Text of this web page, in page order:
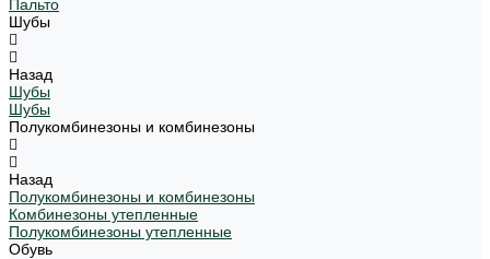
Пальто
Шубы
Назад
Шубы
Шубы
Полукомбинезоны и комбинезоны
Назад
Полукомбинезоны и комбинезоны
Комбинезоны утепленные
Полукомбинезоны утепленные
Обувь